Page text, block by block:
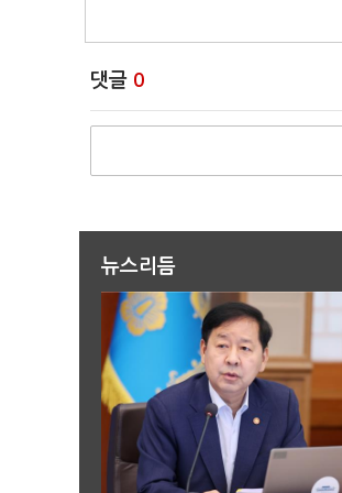
댓글 0
뉴스리듬